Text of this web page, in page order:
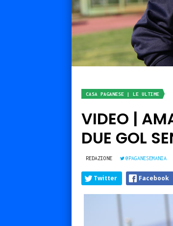
CASA PAGANESE | LE ULTIME
VIDEO |
DUE GOL
REDAZIONE @PAGANESEMANIA
Twitter Facebook